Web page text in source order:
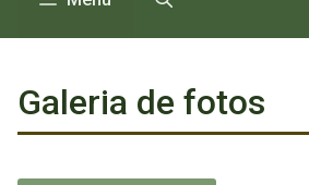
Galeria de fotos